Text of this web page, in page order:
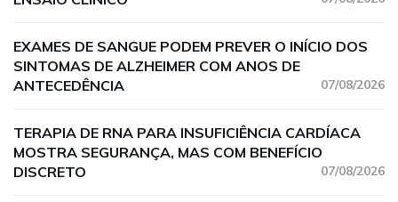
EXAMES DE SANGUE PODEM PREVER O INÍCIO DOS
SINTOMAS DE ALZHEIMER COM ANOS DE
ANTECEDÊNCIA
07/08/2026
TERAPIA DE RNA PARA INSUFICIÊNCIA CARDÍACA
MOSTRA SEGURANÇA, MAS COM BENEFÍCIO
DISCRETO
07/08/2026